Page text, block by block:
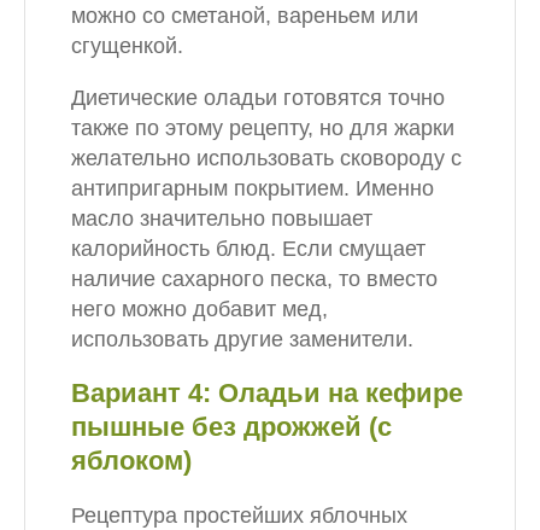
можно со сметаной, вареньем или
сгущенкой.
Диетические оладьи готовятся точно
также по этому рецепту, но для жарки
желательно использовать сковороду с
антипригарным покрытием. Именно
масло значительно повышает
калорийность блюд. Если смущает
наличие сахарного песка, то вместо
него можно добавит мед,
использовать другие заменители.
Вариант 4: Оладьи на кефире
пышные без дрожжей (с
яблоком)
Рецептура простейших яблочных